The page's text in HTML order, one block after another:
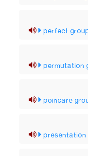
perfect
permutation
poincare